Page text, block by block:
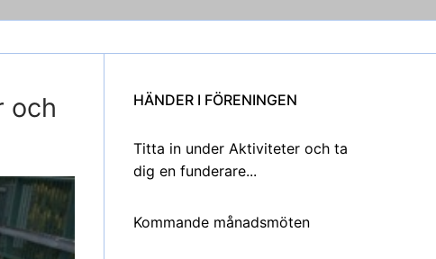
och
HÄNDER I FÖRENINGEN
Titta in under Aktiviteter och ta
dig en funderare...
Kommande månadsmöten